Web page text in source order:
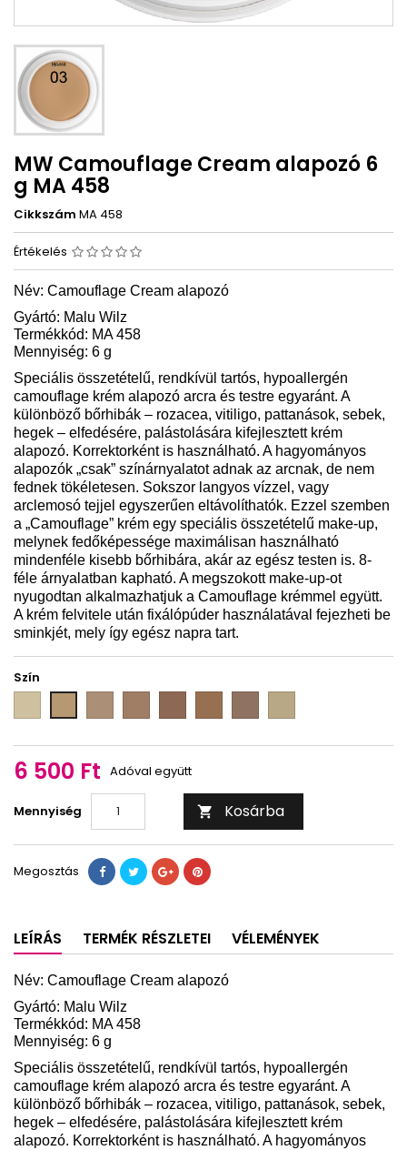
MW Camouflage Cream alapozó 6
g MA 458
Cikkszám MA 458
Értékelés
Név: Camouflage Cream alapozó
Gyártó: Malu Wilz
Termékkód: MA 458
Mennyiség: 6 g
Speciális összetételű, rendkívül tartós, hypoallergén
camouflage krém alapozó arcra és testre egyaránt. A
különböző bőrhibák – rozacea, vitiligo, pattanások, sebek,
hegek – elfedésére, palástolására kifejlesztett krém
alapozó. Korrektorként is használható. A hagyományos
alapozók „csak” színárnyalatot adnak az arcnak, de nem
fednek tökéletesen. Sokszor langyos vízzel, vagy
arclemosó tejjel egyszerűen eltávolíthatók. Ezzel szemben
a „Camouflage” krém egy speciális összetételű make-up,
melynek fedőképessége maximálisan használható
mindenféle kisebb bőrhibára, akár az egész testen is. 8-
féle árnyalatban kapható. A megszokott make-up-ot
nyugodtan alkalmazhatjuk a Camouflage krémmel együtt.
A krém felvitele után fixálópúder használatával fejezheti be
sminkjét, mely így egész napra tart.
Szín
458
458
458
458
458
458
458
458
6 500 Ft Adóval együtt
Mennyiség  Kosárba
Megosztás
LEÍRÁS TERMÉK RÉSZLETEI VÉLEMÉNYEK
Név: Camouflage Cream alapozó
Gyártó: Malu Wilz
Termékkód: MA 458
Mennyiség: 6 g
Speciális összetételű, rendkívül tartós, hypoallergén
camouflage krém alapozó arcra és testre egyaránt. A
különböző bőrhibák – rozacea, vitiligo, pattanások, sebek,
hegek – elfedésére, palástolására kifejlesztett krém
alapozó. Korrektorként is használható. A hagyományos